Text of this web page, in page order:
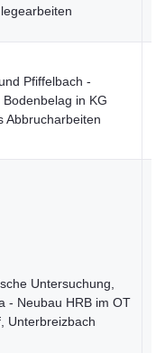
Pfiffelbach -
in KG
Abbrucharbeiten
Untersuchung,
- Neubau HRB im OT
Unterbreizbach